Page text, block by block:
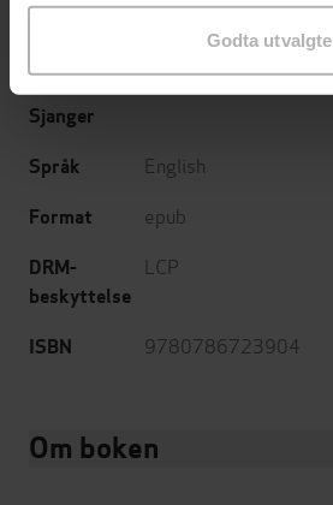
Godta utvalgte
Forlag Basic Books
Utgitt
Sjanger
Språk
English
Format epub
DRM-
beskyttelse
LCP
ISBN 9780786723904
Om boken